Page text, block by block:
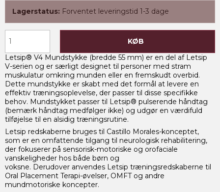
Lagerstatus: Forventet leveringstid 1-3 dage
KØB
Letsip® V4 Mundstykke (bredde 55 mm) er en del af Letsip
V-serien og er særligt designet til personer med stram
muskulatur omkring munden eller en fremskudt overbid.
Dette mundstykke er skabt med det formål at levere en
effektiv træningsoplevelse, der passer til disse specifikke
behov. Mundstykket passer til Letsip® pulserende håndtag
(bemærk håndtag medfølger ikke) og udgør en værdifuld
tilføjelse til en alsidig træningsrutine.
Letsip redskaberne bruges til Castillo Morales-konceptet,
som er en omfattende tilgang til neurologisk rehabilitering,
der fokuserer på sensorisk-motoriske og orofaciale
vanskeligheder hos både børn og
voksne. Derudover anvendes Letsip træningsredskaberne til
Oral Placement Terapi-øvelser, OMFT og andre
mundmotoriske koncepter.